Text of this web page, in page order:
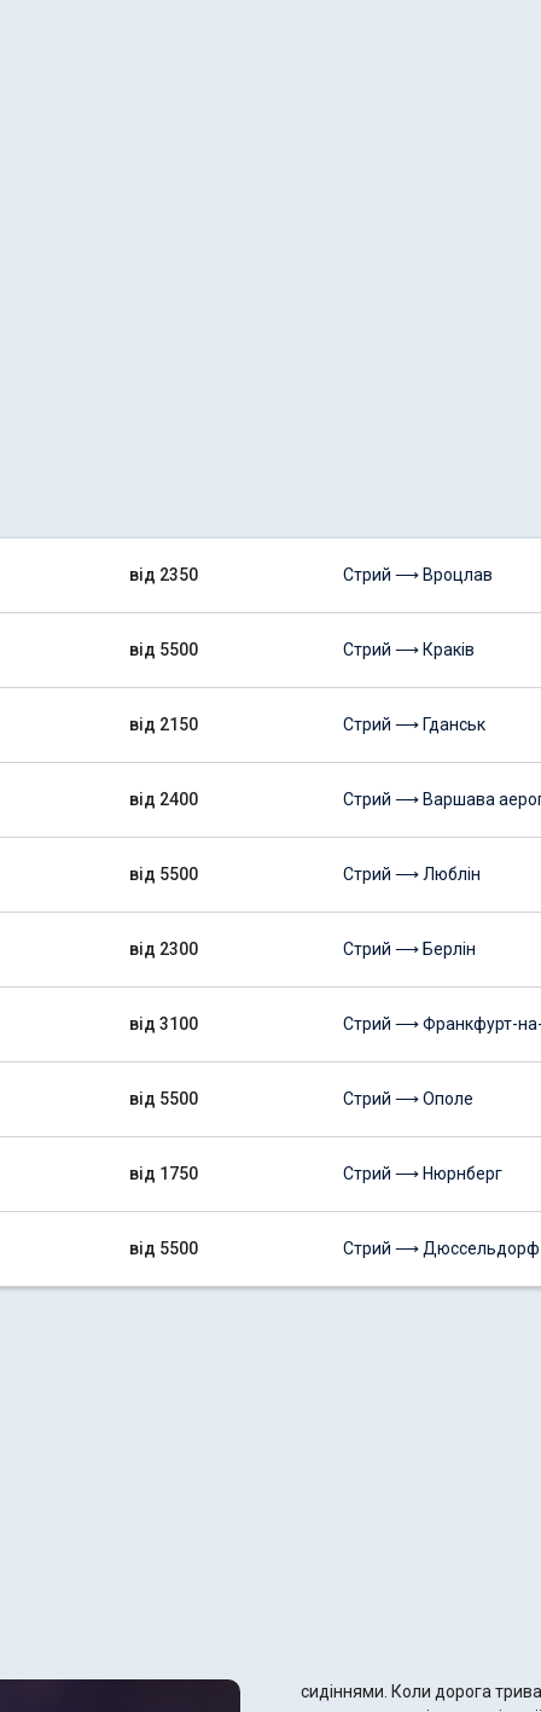
від 2350
від 5500
від 2150
від 2400
від 5500
від 2300
від 3100
від 5500
від 1750
від 5500
Стрий ⟶ Вроцлав
Стрий ⟶ Краків
Стрий ⟶ Гданськ
Стрий ⟶ Варшава
Стрий ⟶ Люблін
Стрий ⟶ Берлін
Стрий ⟶ Франкфурт-
Стрий ⟶ Ополе
Стрий ⟶ Нюрнберг
Стрий ⟶ Дюссельдорф
сидіннями. Коли дорога